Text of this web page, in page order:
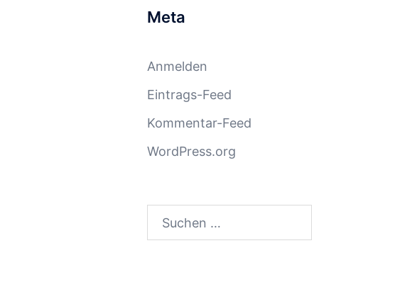
Meta
Anmelden
Eintrags-Feed
Kommentar-Feed
WordPress.org
Suchen
nach: